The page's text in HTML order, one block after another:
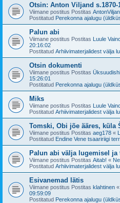
Otsin: Anton Viljand s.1870-
Viimane postitus Postitas
Postitatud Perekonna ajalugu
Palun abi
Viimane postitus Postitas Luule
20:16:02
Postitatud Arhiivimaterjalidest välja
Otsin dokumenti
Viimane postitus Postitas
15:26:01
Postitatud Perekonna ajalugu
Miks
Viimane postitus Postitas Luule
Postitatud Arhiivimaterjalidest välja
Tomski, Obi jõe ääres, küla
Viimane postitus Postitas aeg178 «
Postitatud Endine Vene tsaaririigi
Palun abi välja lugemisel ja
Viimane postitus Postitas Aitab! «
Postitatud Arhiivimaterjalidest välja
Esivanemad lätis
Viimane postitus Postitas klahtinen «
09:59:09
Postitatud Perekonna ajalugu